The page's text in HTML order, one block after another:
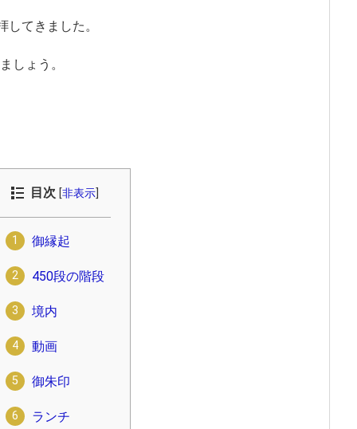
てきました。
しょう。
目次 [非表示
御縁起
450段の階段
境内
動画
御朱印
ランチ